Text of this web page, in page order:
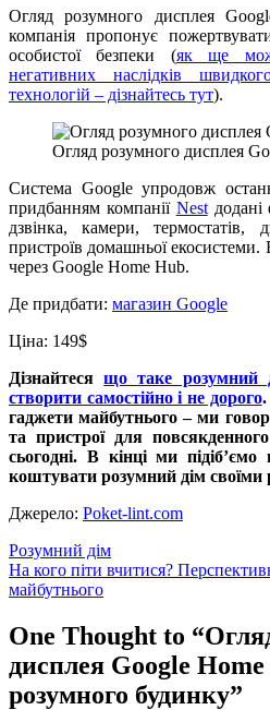
Огляд розумного дисплея
компанія пропонує
особистої безпеки (як ще
негативних наслідків
технологій – дізнайтесь тут).
Огляд розумного дисплея
Система Google упродовж
придбанням компанії Nestдодані
дзвінка, камери, термостатів,
пристроїв домашньої
через Google Home Hub.
Де придбати: магазин Google
Ціна: 149$
Дізнайтесящо таке розумний
створити самостійно і не дорого.
гаджети майбутнього – ми
та пристрої для
сьогодні. В кінці ми
коштувати розумний дім своїми
Джерело: Poket-lint.com
Розумний дім
Навігація
записів
На кого піти вчитися?
майбутнього
One Thought to “
дисплея Google
розумного будинку”